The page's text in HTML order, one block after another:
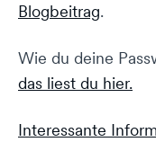
Blogbeitrag.
Wie du deine
das liest du hier.
Interessante